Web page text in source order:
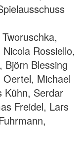
Rossiello,
Björn Blessing
Michael
Kühn, Serdar
Freidel, Lars